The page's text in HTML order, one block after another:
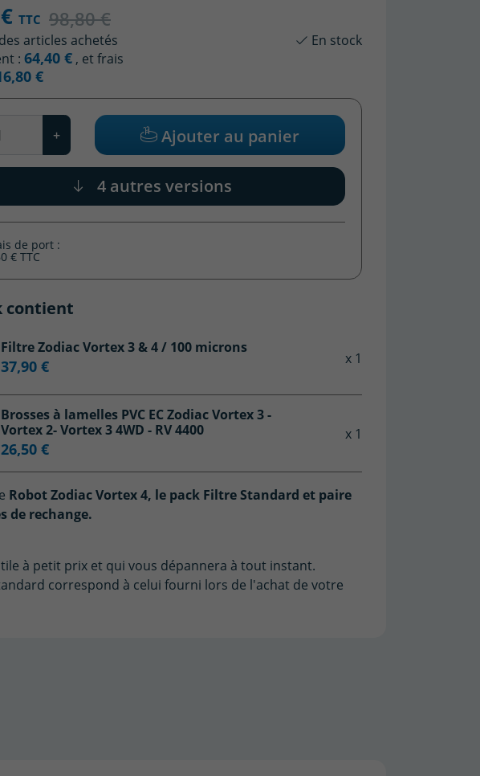
TTC 98,80 €
articles achetés
: 64,40 € , et frais
€
En stock
+ Ajouter au panier
4 autres versions
de port :
€ TTC
contient
Filtre Zodiac Vortex 3 & 4 / 100 microns
37,90 € x 1
Brosses à lamelles PVC EC Zodiac Vortex 3 -
Vortex 2- Vortex 3 4WD - RV 4400
26,50 €
x 1
RobotZodiac Vortex 4, le pack Filtre Standard et paire
de rechange.
à petit prix et qui vous dépannera à tout instant.
correspond à celui fourni lors de l'achat de votre